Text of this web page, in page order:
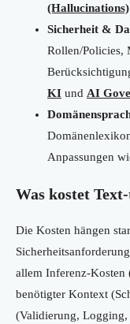
(Hallucinations)
Sicherheit &
Rollen/Policies,
KI und AI
Anpassungen
Was kostet
Die Kosten hängen
allem Inferenz-Kosten
benötigter Kontext
(Validierung, Logging,